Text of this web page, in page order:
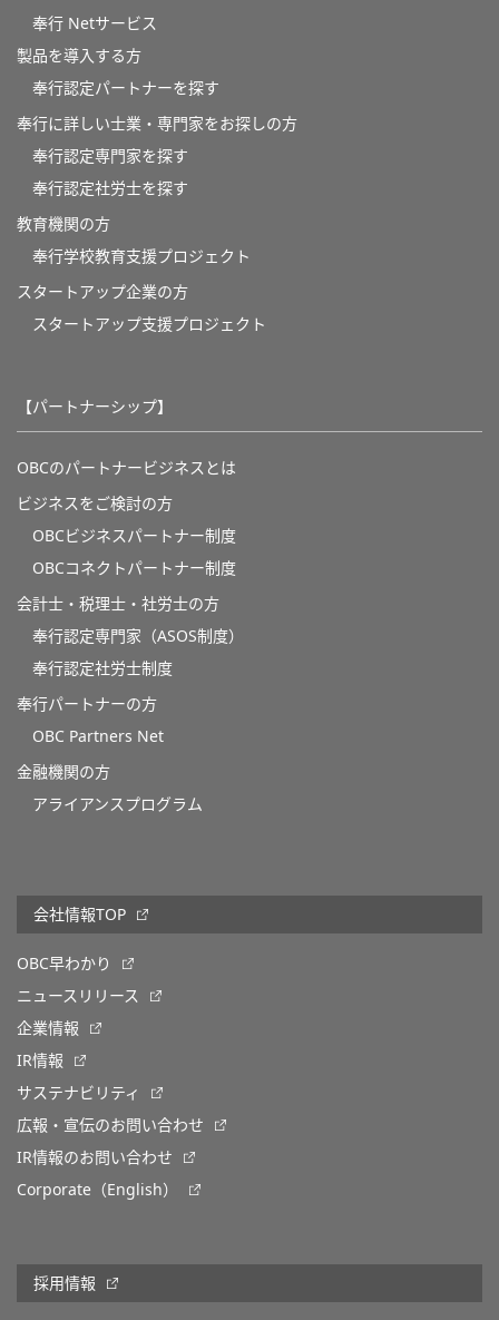
奉行 Netサービス
製品を導入する方
奉行認定パートナーを探す
奉行に詳しい士業・専門家をお探しの方
奉行認定専門家を探す
奉行認定社労士を探す
教育機関の方
奉⾏学校教育⽀援プロジェクト
スタートアップ企業の方
スタートアップ支援プロジェクト
【パートナーシップ】
OBCのパートナービジネスとは
ビジネスをご検討の方
OBCビジネスパートナー制度
OBCコネクトパートナー制度
会計士・税理士・社労士の方
奉行認定専門家（ASOS制度）
奉行認定社労士制度
奉行パートナーの方
OBC Partners Net
金融機関の方
アライアンスプログラム
会社情報TOP
OBC早わかり
ニュースリリース
企業情報
IR情報
サステナビリティ
広報・宣伝のお問い合わせ
IR情報のお問い合わせ
Corporate（English）
採用情報